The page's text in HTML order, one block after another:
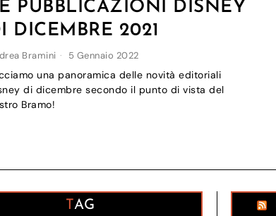
PUBBLICAZIONI DISNEY
DICEMBRE 2021
Bramini 5 Gennaio 2022
una panoramica delle novità editoriali
di dicembre secondo il punto di vista del
Bramo!
TAG